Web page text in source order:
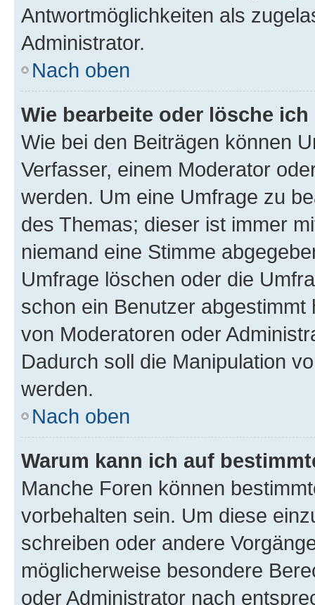
Antwortmöglichkeiten als
Administrator.
Nach oben
Wie bearbeite oder lösche
Wie bei den Beiträgen können
Verfasser, einem Moderator
werden. Um eine Umfrage zu
des Themas; dieser ist immer
niemand eine Stimme
Umfrage löschen oder die
schon ein Benutzer
von Moderatoren oder
Dadurch soll die Manipulation
werden.
Nach oben
Warum kann ich auf
Manche Foren können
vorbehalten sein. Um diese
schreiben oder andere
möglicherweise besondere
oder Administrator nach